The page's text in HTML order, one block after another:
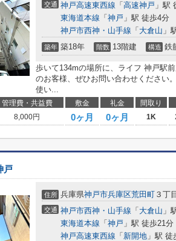
交通 神戸高速東西線 「 高速神戸 」駅
東海道本線 「 神戸 」駅 徒歩4分
神戸市西神・山手線 「 大倉山 」
築年 築18年 階数 13階建 構造 鉄
歩いて134mの場所に、ライフ 神戸駅
のお客様、ぜひお問い合わせください
使い...
管理費・共益費 敷金 礼金 間取り
8,000円 0ヶ月 0ヶ月 1K
戸
住所 兵庫県神戸市兵庫区荒田町 ３丁目
交通 神戸市西神・山手線 「 大倉山 」
東海道本線 「 神戸 」駅 徒歩21分
神戸高速東西線 「 新開地 」駅 徒